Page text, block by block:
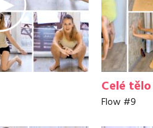
Celé tělo
Flow #9